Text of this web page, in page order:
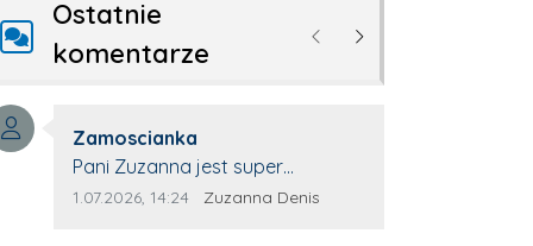
Ostatnie
komentarze
PoprzednieNastępne
Autor komentarza:
Zamoscianka
Treść komentarza:
Pani Zuzanna jest super
specjalistą. Korzystamy z moim
Data dodania komentarza:
1.07.2026, 14:24 Źródło komentarza:
Zuzanna Denis